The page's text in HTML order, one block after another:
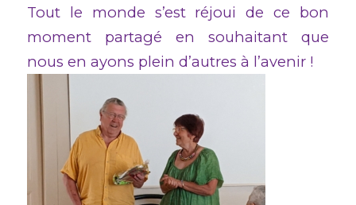
Tout le monde s’est réjoui de ce bon
moment partagé en souhaitant que
nous en ayons plein d’autres à l’avenir !